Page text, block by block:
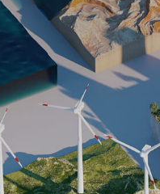
高频UPS电源
医疗
>
金融
>
工厂
>
其他
>
医疗
>
金融
>
工厂
>
其他
>